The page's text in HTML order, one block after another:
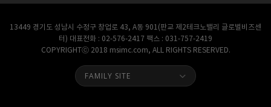
13449 경기도 성남시 수정구 창업로 43, A동 901(판교 제2테크노밸리 글로벌비즈센
터) 대표전화 : 02-576-2417 팩스 : 031-757-2419
COPYRIGHTⓒ 2018 msimc.com, ALL RIGHTS RESERVED.
FAMILY SITE